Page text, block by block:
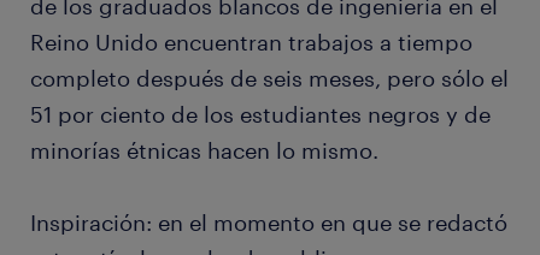
de los graduados blancos de ingeniería en el
Reino Unido encuentran trabajos a tiempo
completo después de seis meses, pero sólo el
51 por ciento de los estudiantes negros y de
minorías étnicas hacen lo mismo.
Inspiración: en el momento en que se redactó